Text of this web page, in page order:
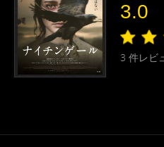
3.0
3 件レビ